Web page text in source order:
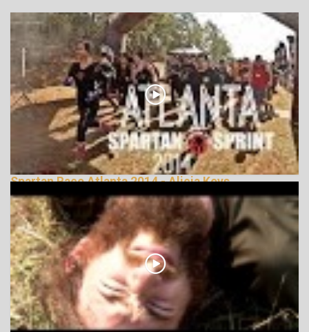
Spartan Race Atlanta 2014 - Alicia Keys
énekesnővel
143999 Nézetek